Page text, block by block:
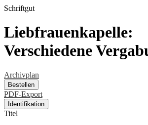
Schriftgut
Liebfrauenkapelle:
Verschiedene
Archivplan
Bestellen
PDF-Export
Identifikation
Titel